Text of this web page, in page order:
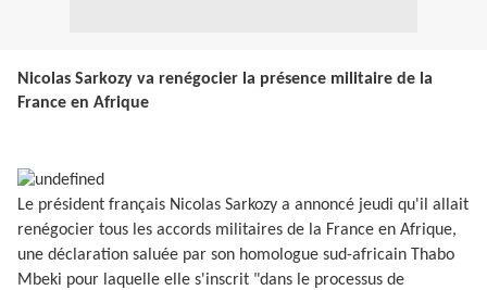
Nicolas Sarkozy va renégocier la présence militaire de la
France en Afrique
Le président français Nicolas Sarkozy a annoncé jeudi qu'il allait
renégocier tous les accords militaires de la France en Afrique,
une déclaration saluée par son homologue sud-africain Thabo
Mbeki pour laquelle elle s'inscrit "dans le processus de